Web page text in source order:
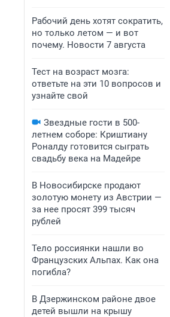
Рабочий день хотят сократить,
но только летом — и вот
почему. Новости 7 августа
Тест на возраст мозга:
ответьте на эти 10 вопросов и
узнайте свой
Звездные гости в 500-
летнем соборе: Криштиану
Роналду готовится сыграть
свадьбу века на Мадейре
В Новосибирске продают
золотую монету из Австрии —
за нее просят 399 тысяч
рублей
Тело россиянки нашли во
Французских Альпах. Как она
погибла?
В Дзержинском районе двое
детей вышли на крышу